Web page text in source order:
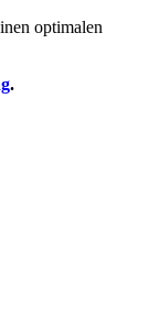
optimalen
.